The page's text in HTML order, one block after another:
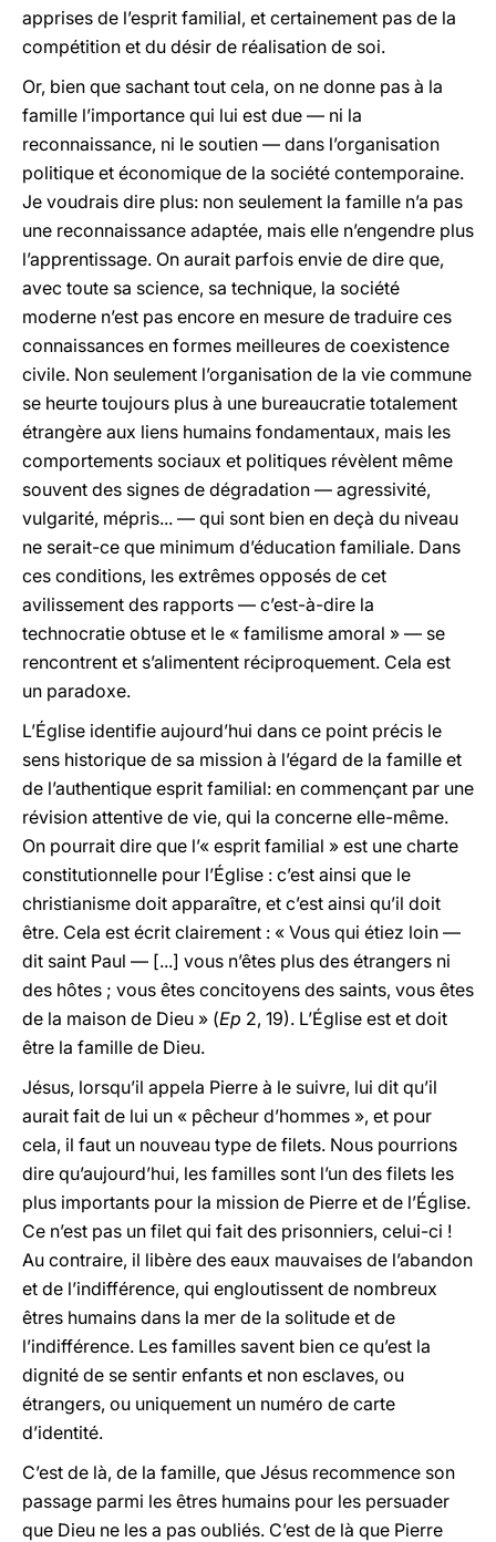
apprises de l’esprit familial, et certainement pas de la
compétition et du désir de réalisation de soi.
Or, bien que sachant tout cela, on ne donne pas à la
famille l’importance qui lui est due — ni la
reconnaissance, ni le soutien — dans l’organisation
politique et économique de la société contemporaine.
Je voudrais dire plus: non seulement la famille n’a pas
une reconnaissance adaptée, mais elle n’engendre plus
l’apprentissage. On aurait parfois envie de dire que,
avec toute sa science, sa technique, la société
moderne n’est pas encore en mesure de traduire ces
connaissances en formes meilleures de coexistence
civile. Non seulement l’organisation de la vie commune
se heurte toujours plus à une bureaucratie totalement
étrangère aux liens humains fondamentaux, mais les
comportements sociaux et politiques révèlent même
souvent des signes de dégradation — agressivité,
vulgarité, mépris... — qui sont bien en deçà du niveau
ne serait-ce que minimum d’éducation familiale. Dans
ces conditions, les extrêmes opposés de cet
avilissement des rapports — c’est-à-dire la
technocratie obtuse et le « familisme amoral » — se
rencontrent et s’alimentent réciproquement. Cela est
un paradoxe.
L’Église identifie aujourd’hui dans ce point précis le
sens historique de sa mission à l’égard de la famille et
de l’authentique esprit familial: en commençant par une
révision attentive de vie, qui la concerne elle-même.
On pourrait dire que l’« esprit familial » est une charte
constitutionnelle pour l’Église : c’est ainsi que le
christianisme doit apparaître, et c’est ainsi qu’il doit
être. Cela est écrit clairement : « Vous qui étiez loin —
dit saint Paul — [...] vous n’êtes plus des étrangers ni
des hôtes ; vous êtes concitoyens des saints, vous êtes
de la maison de Dieu » (Ep 2, 19). L’Église est et doit
être la famille de Dieu.
Jésus, lorsqu’il appela Pierre à le suivre, lui dit qu’il
aurait fait de lui un « pêcheur d’hommes », et pour
cela, il faut un nouveau type de filets. Nous pourrions
dire qu’aujourd’hui, les familles sont l’un des filets les
plus importants pour la mission de Pierre et de l’Église.
Ce n’est pas un filet qui fait des prisonniers, celui-ci !
Au contraire, il libère des eaux mauvaises de l’abandon
et de l’indifférence, qui engloutissent de nombreux
êtres humains dans la mer de la solitude et de
l’indifférence. Les familles savent bien ce qu’est la
dignité de se sentir enfants et non esclaves, ou
étrangers, ou uniquement un numéro de carte
d’identité.
C’est de là, de la famille, que Jésus recommence son
passage parmi les êtres humains pour les persuader
que Dieu ne les a pas oubliés. C’est de là que Pierre